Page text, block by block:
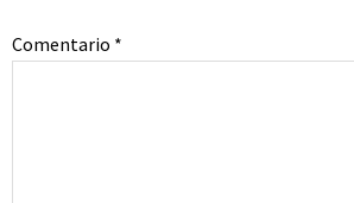
Comentario *